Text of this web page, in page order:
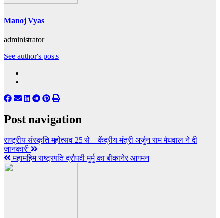
Manoj Vyas
administrator
See author's posts
Post navigation
राष्ट्रीय संस्कृति महोत्सव 25 से – केंद्रीय मंत्री अर्जुन राम मेघवाल ने दी
जानकारी
महामहिम राष्ट्रपति द्रौपदी मुर्मु का बीकानेर आगमन